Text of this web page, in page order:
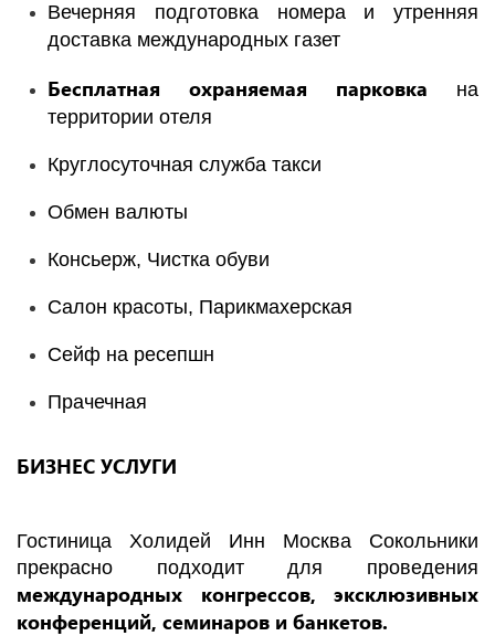
Вечерняя подготовка номера и утренняя
доставка международных газет
Бесплатная охраняемая парковка на
территории отеля
Круглосуточная служба такси
Обмен валюты
Консьерж, Чистка обуви
Салон красоты, Парикмахерская
Сейф на ресепшн
Прачечная
БИЗНЕС УСЛУГИ
Гостиница Холидей Инн Москва Сокольники
прекрасно подходит для проведения
международных конгрессов, эксклюзивных
конференций, семинаров и банкетов.